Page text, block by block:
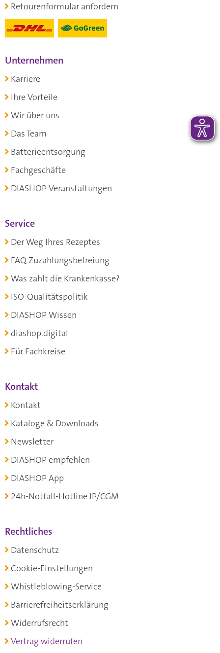
Retourenformular anfordern
Unternehmen
Karriere
Ihre Vorteile
Wir über uns
Das Team
Batterieentsorgung
Fachgeschäfte
DIASHOP Veranstaltungen
Service
Der Weg Ihres Rezeptes
FAQ Zuzahlungsbefreiung
Was zahlt die Krankenkasse?
ISO-Qualitätspolitik
DIASHOP Wissen
diashop.digital
Für Fachkreise
Kontakt
Kontakt
Kataloge & Downloads
Newsletter
DIASHOP empfehlen
DIASHOP App
24h-Notfall-Hotline IP/CGM
Rechtliches
Datenschutz
Cookie-Einstellungen
Whistleblowing-Service
Barrierefreiheitserklärung
Widerrufsrecht
Vertrag widerrufen